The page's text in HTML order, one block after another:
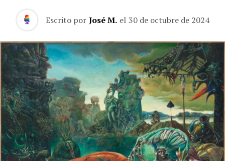
Escrito por José M. el 30 de octubre de 2024